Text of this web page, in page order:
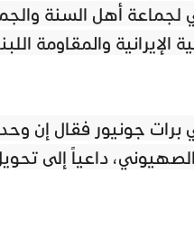
أهل السنة
والمقاومة
برات جونيور فقال إن
داعياً إلى